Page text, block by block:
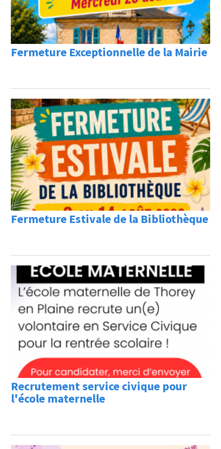
Fermeture Exceptionnelle de la Mairie
Fermeture Estivale de la Bibliothèque
Recrutement service civique pour
l'école maternelle